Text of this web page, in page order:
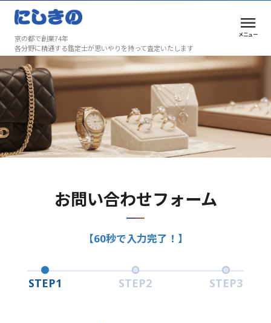
京の都で創業74年
各分野に精通する鑑定士が思いやりを持って査定いたします
メニュー
お問い合わせフォーム
お問い合わせフォーム
【60秒で入力完了！】
STEP1 STEP2 STEP3